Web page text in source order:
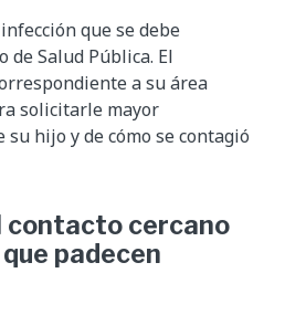
que se debe
Salud Pública. El
a su área
solicitarle mayor
su hijo y de cómo se contagió
contacto cercano
padecen